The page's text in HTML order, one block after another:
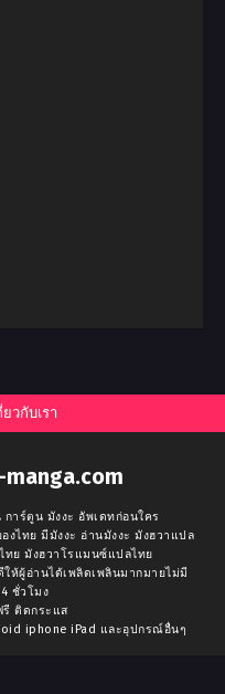
ยวกับเรา
าร์ตูน มังงะ อัพเดทก่อนใคร
ไทย มีมังงะ อ่านมังงะ มังฮวาแปล
ทย มังฮวาโรแมนซ์แปลไทย
ห้ผู้อ่านได้เพลิดเพลินมากมายไม่มี
ชั่วโมง
ติดกระแส
iphone iPad และอุปกรณ์อื่นๆ